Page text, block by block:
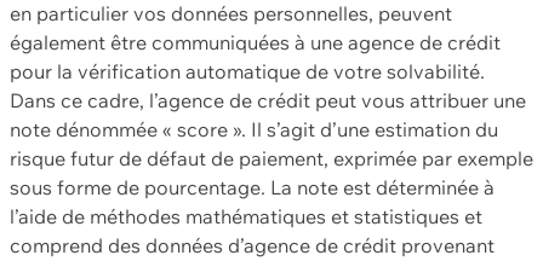
en particulier vos données personnelles, peuvent
également être communiquées à une agence de crédit
pour la vérification automatique de votre solvabilité.
Dans ce cadre, l’agence de crédit peut vous attribuer une
note dénommée « score ». Il s’agit d’une estimation du
risque futur de défaut de paiement, exprimée par exemple
sous forme de pourcentage. La note est déterminée à
l’aide de méthodes mathématiques et statistiques et
comprend des données d’agence de crédit provenant